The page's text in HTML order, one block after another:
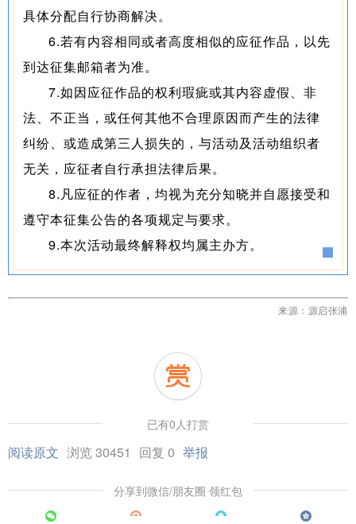
具体分配自行协商解决。
6.若有内容相同或者高度相似的应征作品，以先
到达征集邮箱者为准。
7.如因应征作品的权利瑕疵或其内容虚假、非
法、不正当，或任何其他不合理原因而产生的法律
纠纷、或造成第三人损失的，与活动及活动组织者
无关，应征者自行承担法律后果。
8.凡应征的作者，均视为充分知晓并自愿接受和
遵守本征集公告的各项规定与要求。
9.本次活动最终解释权均属主办方。
来源：源启张浦
已有0人打赏
阅读原文 浏览 30451 回复 0 举报
分享到微信/朋友圈 领红包